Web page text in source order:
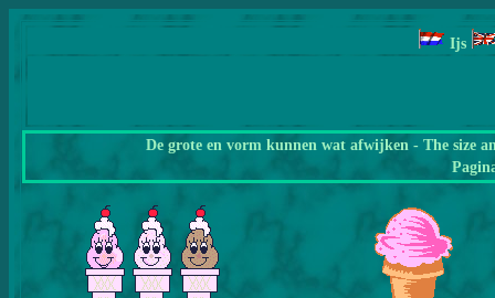
Ijs
De grote en vorm kunnen wat afwijken - The size